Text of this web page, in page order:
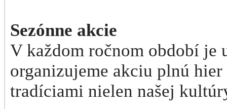
Sezónne akcie
V každom ročnom období je
organizujeme akciu plnú
tradíciami nielen našej